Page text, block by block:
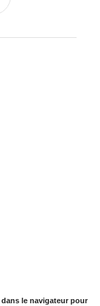
le navigateur pour